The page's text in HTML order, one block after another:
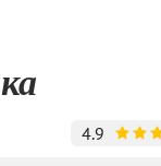
4.9